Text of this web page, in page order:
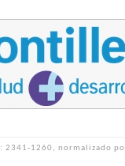
2341-1260, normalizado